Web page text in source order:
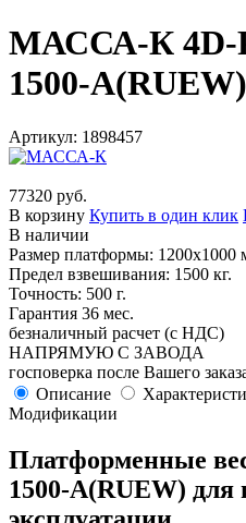
МАССА-К 4D-
1500-A(RUEW)
Артикул: 1898457
77320 руб.
В корзину Купить в один клик
В наличии
Размер платформы: 1200х1000
Предел взвешивания: 1500 кг.
Точность: 500 г.
Гарантия 36 мес.
безналичный расчет (с НДС)
НАПРЯМУЮ С ЗАВОДА
госповерка после Вашего
Описание
Модификации
Платформенные
1500-A(RUEW) для